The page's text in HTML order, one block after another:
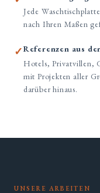
Jede
nach Ihren Maßen
✓Referenzen aus
Hotels, Privatvillen,
mit Projekten aller
darüber hinaus.
UNSERE ARBEITEN